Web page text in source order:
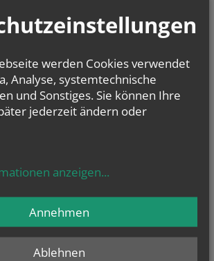
werden Cookies verwendet
Analyse, systemtechnische
und Sonstiges. Sie können Ihre
jederzeit ändern oder
anzeigen...
Ablehnen
Annehmen